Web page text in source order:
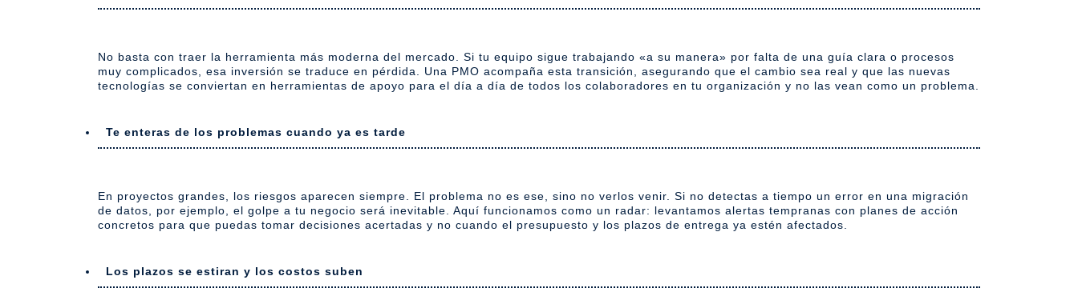
No basta con traer la herramienta más moderna del mercado. Si tu equipo sigue trabajando «a su manera» por falta de una guía clara o procesos
muy complicados, esa inversión se traduce en pérdida. Una PMO acompaña esta transición, asegurando que el cambio sea real y que las nuevas
tecnologías se conviertan en herramientas de apoyo para el día a día de todos los colaboradores en tu organización y no las vean como un problema.
Te enteras de los problemas cuando ya es tarde
En proyectos grandes, los riesgos aparecen siempre. El problema no es ese, sino no verlos venir. Si no detectas a tiempo un error en una migración
de datos, por ejemplo, el golpe a tu negocio será inevitable. Aquí funcionamos como un radar: levantamos alertas tempranas con planes de acción
concretos para que puedas tomar decisiones acertadas y no cuando el presupuesto y los plazos de entrega ya estén afectados.
Los plazos se estiran y los costos suben